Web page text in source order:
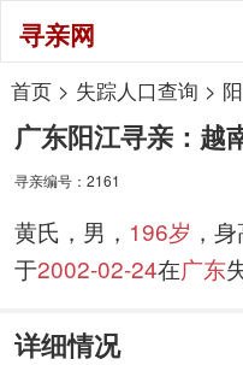
寻亲网
首页> 失踪人口查询 >
广东阳江寻亲：越
寻亲编号：2161
黄氏，男， 196岁 ，
于2002-02-24在广东
详细情况